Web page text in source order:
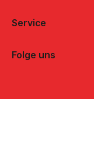
Service
Folge uns